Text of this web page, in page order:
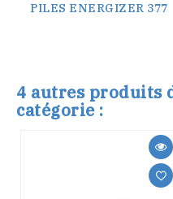
PILES ENERGIZER 377
4 autres produits
catégorie :